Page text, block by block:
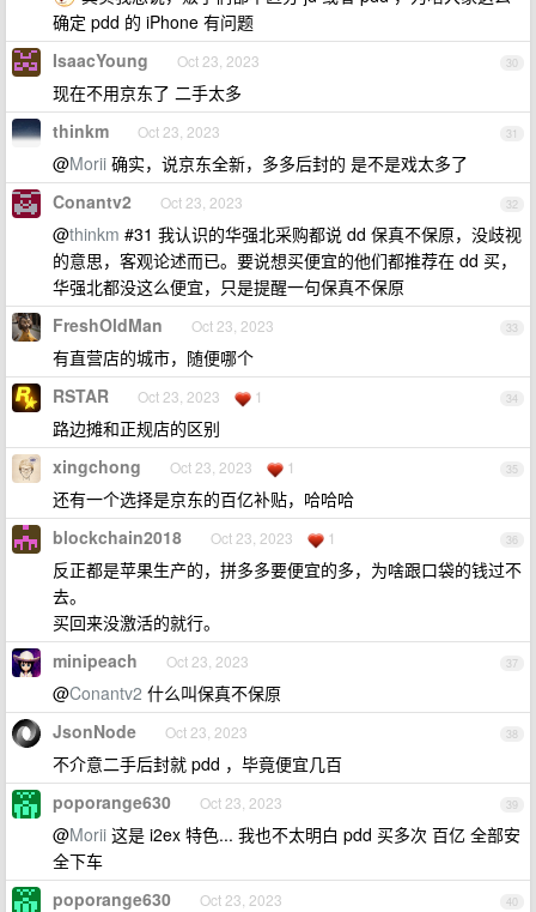
确定 pdd 的 iPhone 有问题
30
IsaacYoung Oct 23, 2023
现在不用京东了 二手太多
31
thinkm Oct 23, 2023
@Morii 确实，说京东全新，多多后封的 是不是戏太多了
32
Conantv2 Oct 23, 2023
@thinkm #31 我认识的华强北采购都说 dd 保真不保原，没歧视
的意思，客观论述而已。要说想买便宜的他们都推荐在 dd 买，
华强北都没这么便宜，只是提醒一句保真不保原
33
FreshOldMan Oct 23, 2023
有直营店的城市，随便哪个
34
RSTAR Oct 23, 2023 1
路边摊和正规店的区别
35
xingchong Oct 23, 2023 1
还有一个选择是京东的百亿补贴，哈哈哈
36
blockchain2018 Oct 23, 2023 1
反正都是苹果生产的，拼多多要便宜的多，为啥跟口袋的钱过不
去。
买回来没激活的就行。
37
minipeach Oct 23, 2023
@Conantv2 什么叫保真不保原
38
JsonNode Oct 23, 2023
不介意二手后封就 pdd ，毕竟便宜几百
39
poporange630 Oct 23, 2023
@Morii 这是 i2ex 特色... 我也不太明白 pdd 买多次 百亿 全部安
全下车
40
poporange630 Oct 23, 2023